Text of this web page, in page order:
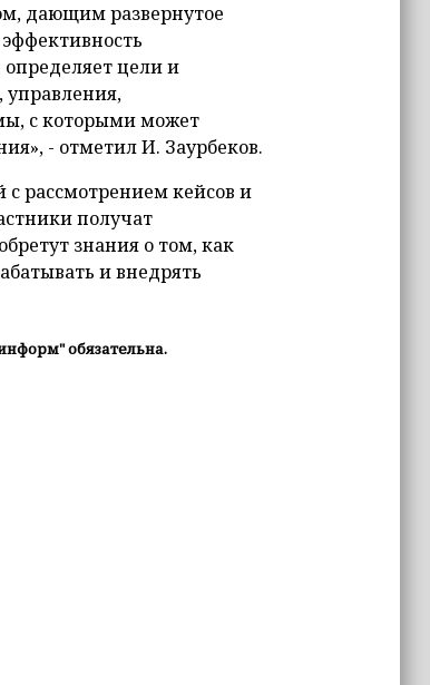
дающим развернутое
цели и
управления,
с которыми может
- отметил И. Заурбеков.
рассмотрением кейсов и
получат
знания о том, как
и внедрять
обязательна.